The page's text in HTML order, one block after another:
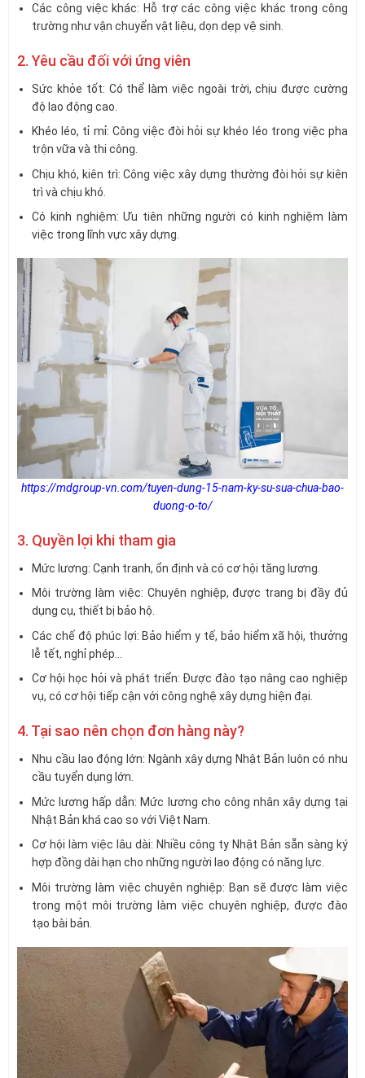
Các công việc khác: Hỗ trợ các công việc khác trong công
trường như vận chuyển vật liệu, dọn dẹp vệ sinh.
2. Yêu cầu đối với ứng viên
Sức khỏe tốt: Có thể làm việc ngoài trời, chịu được cường
độ lao động cao.
Khéo léo, tỉ mỉ: Công việc đòi hỏi sự khéo léo trong việc pha
trộn vữa và thi công.
Chịu khó, kiên trì: Công việc xây dựng thường đòi hỏi sự kiên
trì và chịu khó.
Có kinh nghiệm: Ưu tiên những người có kinh nghiệm làm
việc trong lĩnh vực xây dựng.
https://mdgroup-vn.com/tuyen-dung-15-nam-ky-su-sua-chua-bao-
duong-o-to/
3. Quyền lợi khi tham gia
Mức lương: Cạnh tranh, ổn định và có cơ hội tăng lương.
Môi trường làm việc: Chuyên nghiệp, được trang bị đầy đủ
dụng cụ, thiết bị bảo hộ.
Các chế độ phúc lợi: Bảo hiểm y tế, bảo hiểm xã hội, thưởng
lễ tết, nghỉ phép…
Cơ hội học hỏi và phát triển: Được đào tạo nâng cao nghiệp
vụ, có cơ hội tiếp cận với công nghệ xây dựng hiện đại.
4. Tại sao nên chọn đơn hàng này?
Nhu cầu lao động lớn: Ngành xây dựng Nhật Bản luôn có nhu
cầu tuyển dụng lớn.
Mức lương hấp dẫn: Mức lương cho công nhân xây dựng tại
Nhật Bản khá cao so với Việt Nam.
Cơ hội làm việc lâu dài: Nhiều công ty Nhật Bản sẵn sàng ký
hợp đồng dài hạn cho những người lao động có năng lực.
Môi trường làm việc chuyên nghiệp: Bạn sẽ được làm việc
trong một môi trường làm việc chuyên nghiệp, được đào
tạo bài bản.